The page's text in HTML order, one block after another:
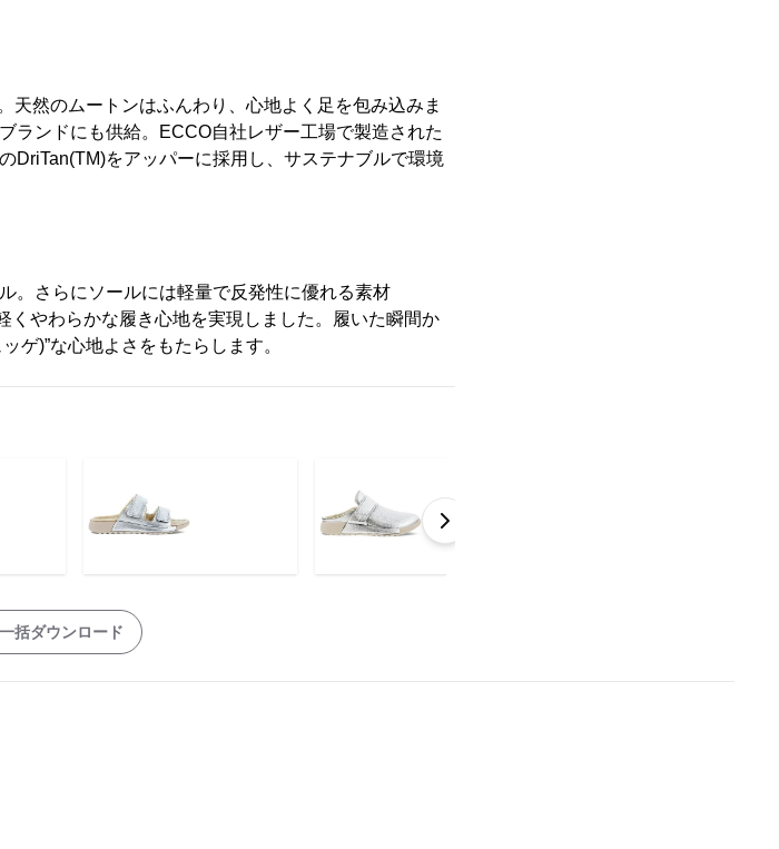
天然のムートンはふんわり、心地よく足を包み込みま
ランドにも供給。ECCO自社レザー工場で製造された
DriTan(TM)をアッパーに採用し、サステナブルで環境
。さらにソールには軽量で反発性に優れる素材
くやわらかな履き心地を実現しました。履いた瞬間か
ゲ)”な心地よさをもたらします。
括ダウンロード